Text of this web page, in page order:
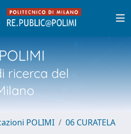
ricerca del
POLIMI
06 CURATELA